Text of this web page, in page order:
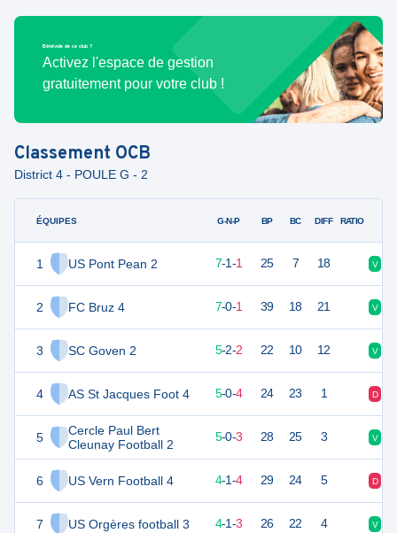
Bénévole de ce club ?
Activez l'espace de gestion
gratuitement pour votre club !
Classement OCB
District 4 - POULE G - 2
ÉQUIPES
1 US Pont Pean 2
2 FC Bruz 4
3 SC Goven 2
4 AS St Jacques Foot 4
5
Cercle Paul Bert
Cleunay Football 2
6 US Vern Football 4
7 US Orgères football 3
G-N-P BP BC DIFF RATIO
22 7-1-1 25 7 18 V
7-0-1 39 18 21 V
5-2-2 22 10 12 V
15 9 5-0-4 24 23 1 D
13 5-0-3 28 25 3 V
13 4-1-4 29 24 5 D
12 9 4-1-3 26 22 4 V